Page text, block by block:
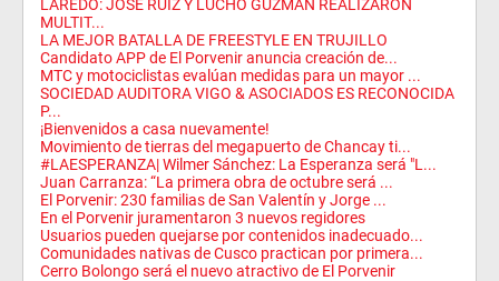
LAREDO: JOSÉ RUIZ Y LUCHO GUZMÁN REALIZARON
MULTIT...
LA MEJOR BATALLA DE FREESTYLE EN TRUJILLO
Candidato APP de El Porvenir anuncia creación de...
MTC y motociclistas evalúan medidas para un mayor ...
SOCIEDAD AUDITORA VIGO & ASOCIADOS ES RECONOCIDA
P...
¡Bienvenidos a casa nuevamente!
Movimiento de tierras del megapuerto de Chancay ti...
#LAESPERANZA| Wilmer Sánchez: La Esperanza será "L...
Juan Carranza: “La primera obra de octubre será ...
El Porvenir: 230 familias de San Valentín y Jorge ...
En el Porvenir juramentaron 3 nuevos regidores
Usuarios pueden quejarse por contenidos inadecuado...
Comunidades nativas de Cusco practican por primera...
Cerro Bolongo será el nuevo atractivo de El Porvenir